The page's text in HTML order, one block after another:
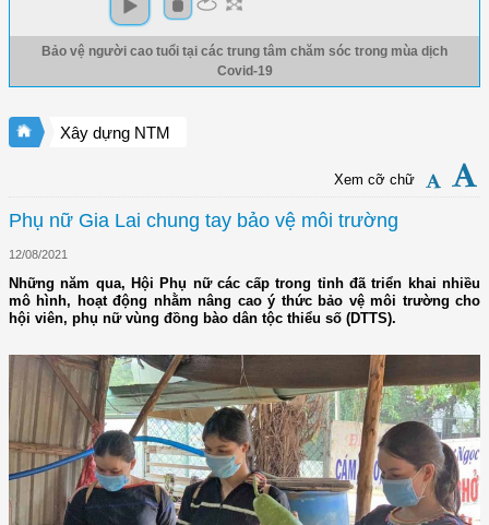
Bảo vệ người cao tuổi tại các trung tâm chăm sóc trong mùa dịch
Covid-19
Xây dựng NTM
Xem cỡ chữ
Phụ nữ Gia Lai chung tay bảo vệ môi trường
12/08/2021
Những năm qua, Hội Phụ nữ các cấp trong tỉnh đã triển khai nhiều
mô hình, hoạt động nhằm nâng cao ý thức bảo vệ môi trường cho
hội viên, phụ nữ vùng đồng bào dân tộc thiểu số (DTTS).